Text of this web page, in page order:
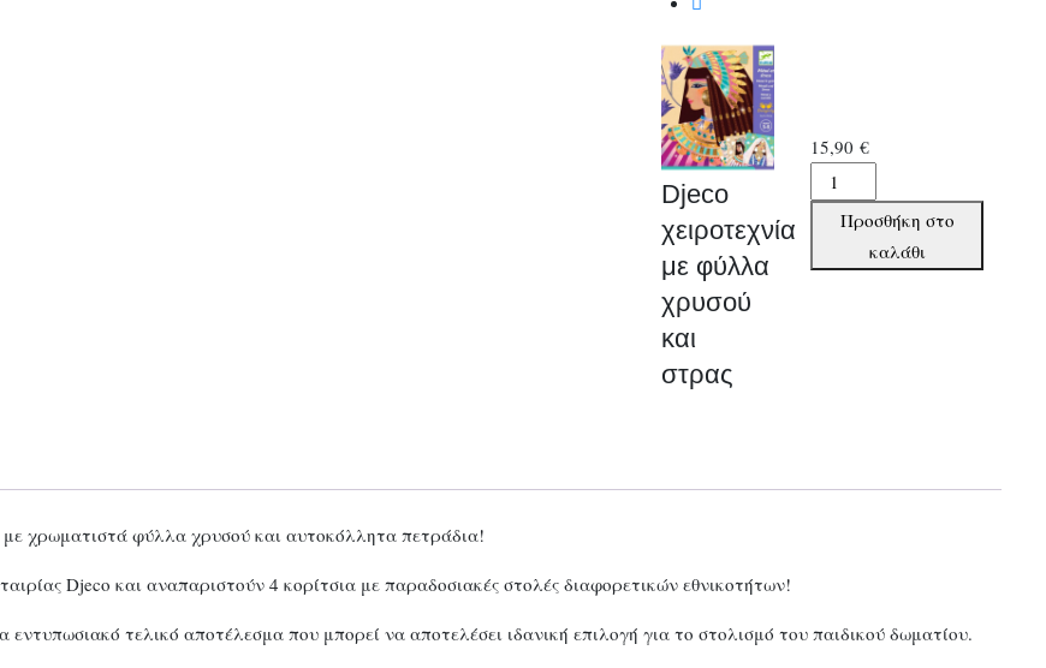
Djeco
χειροτεχνία
με φύλλα
χρυσού
και
στρας
15,90€
Djeco
χειροτεχνία
φύλλα
Προσθήκη στο
καλάθι
με χρωματιστά φύλλα χρυσού και αυτοκόλλητα πετράδια!
Djeco και αναπαριστούν 4 κορίτσια με παραδοσιακές στολές διαφορετικών εθνικοτήτων!
τελικό αποτέλεσμα που μπορεί να αποτελέσει ιδανική επιλογή για το στολισμό του παιδικού δωματίου.